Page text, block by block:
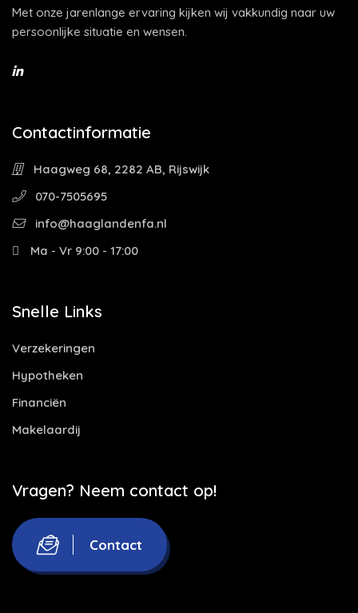
Met onze jarenlange ervaring kijken wij vakkundig naar uw
persoonlijke situatie en wensen.
Contactinformatie
Haagweg 68, 2282 AB, Rijswijk
070-7505695
info@haaglandenfa.nl
Ma - Vr 9:00 - 17:00
Snelle Links
Verzekeringen
Hypotheken
Financiën
Makelaardij
Vragen? Neem contact op!
Contact